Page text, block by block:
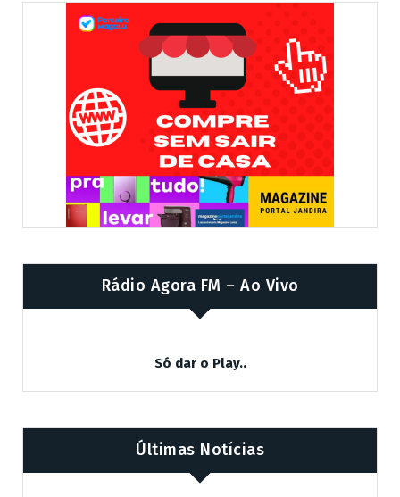
Rádio Agora FM – Ao Vivo
Só dar o Play..
Últimas Notícias